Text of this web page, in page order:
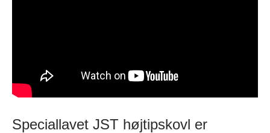
Speciallavet JST højtipskovl er